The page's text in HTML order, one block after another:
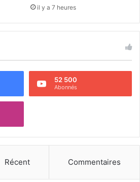
il y a 7 heures
52 500
Abonnés
Récent Commentaires